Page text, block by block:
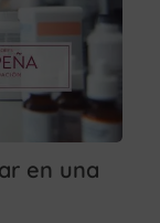
en una